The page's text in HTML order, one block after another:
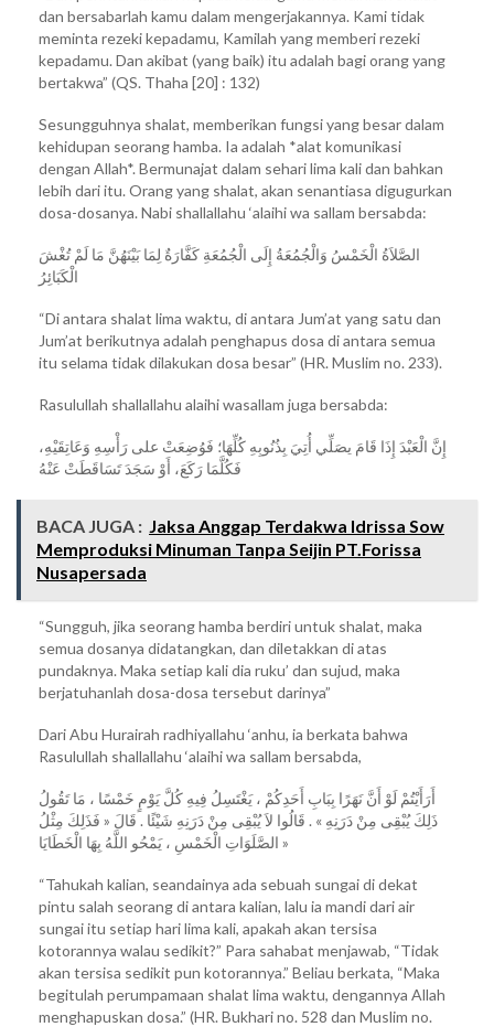
dan bersabarlah kamu dalam mengerjakannya. Kami tidak
meminta rezeki kepadamu, Kamilah yang memberi rezeki
kepadamu. Dan akibat (yang baik) itu adalah bagi orang yang
bertakwa” (QS. Thaha [20] : 132)
Sesungguhnya shalat, memberikan fungsi yang besar dalam
kehidupan seorang hamba. Ia adalah *alat komunikasi
dengan Allah*. Bermunajat dalam sehari lima kali dan bahkan
lebih dari itu. Orang yang shalat, akan senantiasa digugurkan
dosa-dosanya. Nabi shallallahu ‘alaihi wa sallam bersabda:
الصَّلاَةُ الْخَمْسُ وَالْجُمُعَةُ إِلَى الْجُمُعَةِ كَفَّارَةٌ لِمَا بَيْنَهُنَّ مَا لَمْ تُغْشَ
الْكَبَائِرُ
“Di antara shalat lima waktu, di antara Jum’at yang satu dan
Jum’at berikutnya adalah penghapus dosa di antara semua
itu selama tidak dilakukan dosa besar” (HR. Muslim no. 233).
Rasulullah shallallahu alaihi wasallam juga bersabda:
إِنَّ الْعَبْدَ إِذَا قَامَ يصَلِّي أُتِيَ بِذُنُوبِهِ كُلِّهَا؛ فَوُضِعَتْ على رَأْسِهِ وَعَاتِقَيْهِ،
فَكُلَّمَا رَكَعَ، أَوْ سَجَدَ تَسَاقَطَتْ عَنْهُ
BACA JUGA : Jaksa Anggap Terdakwa Idrissa Sow
Memproduksi Minuman Tanpa Seijin PT.Forissa
Nusapersada
“Sungguh, jika seorang hamba berdiri untuk shalat, maka
semua dosanya didatangkan, dan diletakkan di atas
pundaknya. Maka setiap kali dia ruku’ dan sujud, maka
berjatuhanlah dosa-dosa tersebut darinya”
Dari Abu Hurairah radhiyallahu ‘anhu, ia berkata bahwa
Rasulullah shallallahu ‘alaihi wa sallam bersabda,
أَرَأَيْتُمْ لَوْ أَنَّ نَهَرًا بِبَابِ أَحَدِكُمْ ، يَغْتَسِلُ فِيهِ كُلَّ يَوْمٍ خَمْسًا ، مَا تَقُولُ
ذَلِكَ يُبْقِى مِنْ دَرَنِهِ » . قَالُوا لاَ يُبْقِى مِنْ دَرَنِهِ شَيْئًا . قَالَ « فَذَلِكَ مِثْلُ
الصَّلَوَاتِ الْخَمْسِ ، يَمْحُو اللَّهُ بِهَا الْخَطَايَا »
“Tahukah kalian, seandainya ada sebuah sungai di dekat
pintu salah seorang di antara kalian, lalu ia mandi dari air
sungai itu setiap hari lima kali, apakah akan tersisa
kotorannya walau sedikit?” Para sahabat menjawab, “Tidak
akan tersisa sedikit pun kotorannya.” Beliau berkata, “Maka
begitulah perumpamaan shalat lima waktu, dengannya Allah
menghapuskan dosa.” (HR. Bukhari no. 528 dan Muslim no.